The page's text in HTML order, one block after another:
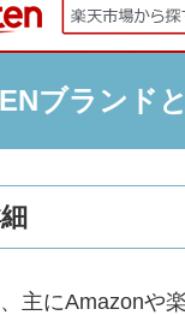
ブランド
主にAmazonや